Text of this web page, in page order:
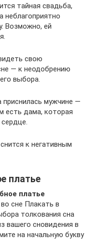
тайная свадьба,
неблагоприятно
Возможно, ей
свою
— к неодобрению
выбора.
приснилась мужчине —
есть дама, которая
к негативным
платье
платье
сне Плакать в
толкования сна
вашего сновидения в
на начальную букву